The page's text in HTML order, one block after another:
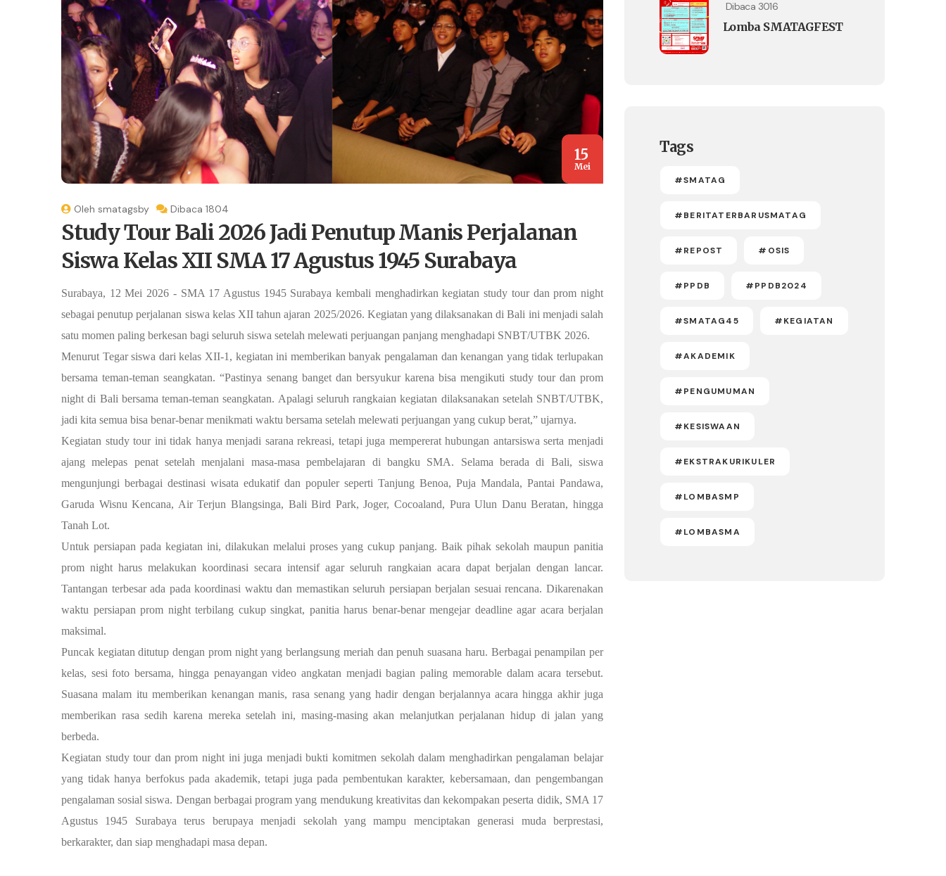
15
Mei
Oleh smatagsby Dibaca 1804
Study Tour Bali 2026 Jadi Penutup Manis Perjalanan
Siswa Kelas XII SMA 17 Agustus 1945 Surabaya
Surabaya, 12 Mei 2026 - SMA 17 Agustus 1945 Surabaya kembali menghadirkan kegiatan study tour dan prom night
sebagai penutup perjalanan siswa kelas XII tahun ajaran 2025/2026. Kegiatan yang dilaksanakan di Bali ini menjadi salah
satu momen paling berkesan bagi seluruh siswa setelah melewati perjuangan panjang menghadapi SNBT/UTBK 2026.
Menurut Tegar siswa dari kelas XII-1, kegiatan ini memberikan banyak pengalaman dan kenangan yang tidak terlupakan
bersama teman-teman seangkatan. “Pastinya senang banget dan bersyukur karena bisa mengikuti study tour dan prom
night di Bali bersama teman-teman seangkatan. Apalagi seluruh rangkaian kegiatan dilaksanakan setelah SNBT/UTBK,
jadi kita semua bisa benar-benar menikmati waktu bersama setelah melewati perjuangan yang cukup berat,” ujarnya.
Kegiatan study tour ini tidak hanya menjadi sarana rekreasi, tetapi juga mempererat hubungan antarsiswa serta menjadi
ajang melepas penat setelah menjalani masa-masa pembelajaran di bangku SMA. Selama berada di Bali, siswa
mengunjungi berbagai destinasi wisata edukatif dan populer seperti Tanjung Benoa, Puja Mandala, Pantai Pandawa,
Garuda Wisnu Kencana, Air Terjun Blangsinga, Bali Bird Park, Joger, Cocoaland, Pura Ulun Danu Beratan, hingga
Tanah Lot.
Untuk persiapan pada kegiatan ini, dilakukan melalui proses yang cukup panjang. Baik pihak sekolah maupun panitia
prom night harus melakukan koordinasi secara intensif agar seluruh rangkaian acara dapat berjalan dengan lancar.
Tantangan terbesar ada pada koordinasi waktu dan memastikan seluruh persiapan berjalan sesuai rencana. Dikarenakan
waktu persiapan prom night terbilang cukup singkat, panitia harus benar-benar mengejar deadline agar acara berjalan
maksimal.
Puncak kegiatan ditutup dengan prom night yang berlangsung meriah dan penuh suasana haru. Berbagai penampilan per
kelas, sesi foto bersama, hingga penayangan video angkatan menjadi bagian paling memorable dalam acara tersebut.
Suasana malam itu memberikan kenangan manis, rasa senang yang hadir dengan berjalannya acara hingga akhir juga
memberikan rasa sedih karena mereka setelah ini, masing-masing akan melanjutkan perjalanan hidup di jalan yang
berbeda.
Kegiatan study tour dan prom night ini juga menjadi bukti komitmen sekolah dalam menghadirkan pengalaman belajar
yang tidak hanya berfokus pada akademik, tetapi juga pada pembentukan karakter, kebersamaan, dan pengembangan
pengalaman sosial siswa. Dengan berbagai program yang mendukung kreativitas dan kekompakan peserta didik, SMA 17
Agustus 1945 Surabaya terus berupaya menjadi sekolah yang mampu menciptakan generasi muda berprestasi,
berkarakter, dan siap menghadapi masa depan.
Dibaca 3016
Lomba SMATAGFEST
Tags
#SMATAG
#BERITATERBARUSMATAG
#REPOST #OSIS
#PPDB #PPDB2024
#SMATAG45 #KEGIATAN
#AKADEMIK
#PENGUMUMAN
#KESISWAAN
#EKSTRAKURIKULER
#LOMBASMP
#LOMBASMA